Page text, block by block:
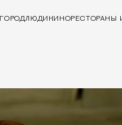
ГОРОДЛЮДИ КИНОРЕСТОРАНЫ